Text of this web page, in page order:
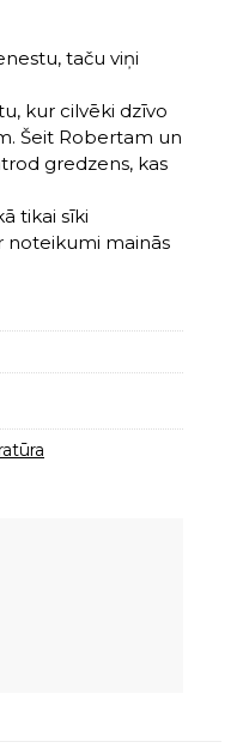
taču viņi
kur cilvēki dzīvo
Šeit Robertam un
gredzens, kas
tikai sīki
noteikumi mainās